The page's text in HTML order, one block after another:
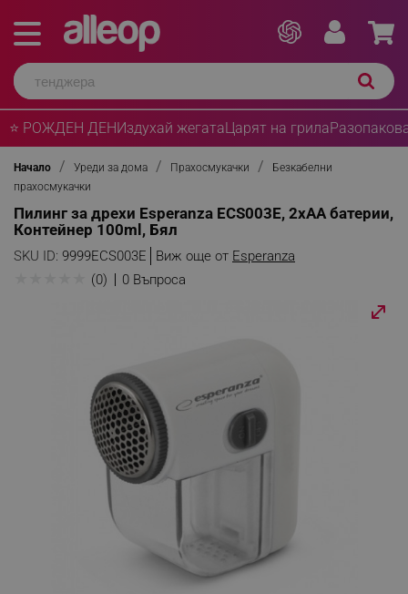
⭐ РОЖДЕН ДЕНИздухай жегатаЦарят на грила
Начало Уреди за дома Прахосмукачки
Безкабелни
прахосмукачки
Пилинг за дрехи Esperanza ECS003E, 2xAA батерии,
Контейнер 100ml, Бял
SKU ID: 9999ECS003E Виж още от Esperanza
(0) 0 Въпроса